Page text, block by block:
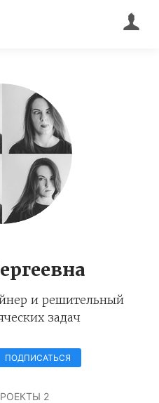
и решительный
задач
ПОДПИСАТЬСЯ
2